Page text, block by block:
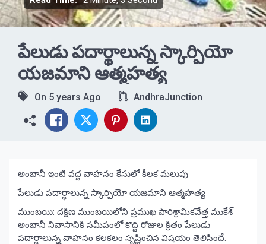
పేలుడు పదార్థాలున్న స్కార్పియో
యజమాని ఆత్మహత్య
On 5 years Ago AndhraJunction
అంబానీ ఇంటి వద్ద వాహనం కేసులో కీలక మలుపు
పేలుడు పదార్థాలున్న స్కార్పియో యజమాని ఆత్మహత్య
ముంబయి: దక్షిణ ముంబయిలోని ప్రముఖ పారిశ్రామికవేత్త ముకేశ్‌
అంబానీ నివాసానికి సమీపంలో కొద్ది రోజుల క్రితం పేలుడు
పదార్థాలున్న వాహనం కలకలం సృష్టించిన విషయం తెలిసిందే.